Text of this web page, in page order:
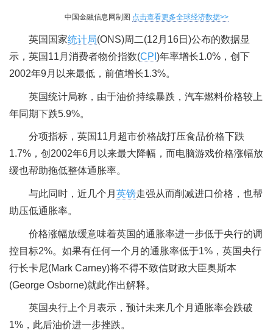
中国金融信息网制图 点击查看更多全球经济数据>>
英国国家统计局(ONS)周二(12月16日)公布的数据显
示，英国11月消费者物价指数(CPI )年率增长1.0%，创下
2002年9月以来最低，前值增长1.3%。
英国统计局称，由于油价持续暴跌，汽车燃料价格较上
年同期下跌5.9%。
分项指标，英国11月超市价格战打压食品价格下跌
1.7%，创2002年6月以来最大降幅，而电脑游戏价格涨幅放
缓也帮助拖低整体通胀率。
与此同时，近几个月 英镑走强从而削减进口价格，也帮
助压低通胀率。
价格涨幅放缓意味着英国的通胀率进一步低于央行的调
控目标2%。如果有任何一个月的通胀率低于1%，英国央行
行长卡尼(Mark Carney)将不得不致信财政大臣奥斯本
(George Osborne)就此作出解释。
英国央行上个月表示，预计未来几个月通胀率会跌破
1%，此后油价进一步挫跌。